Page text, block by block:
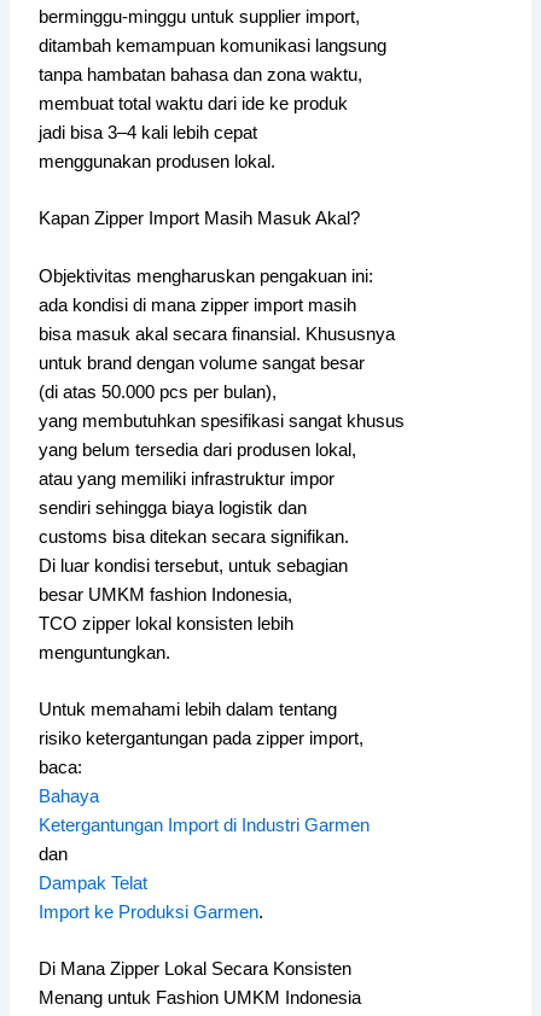
berminggu-minggu untuk supplier import,
ditambah kemampuan komunikasi langsung
tanpa hambatan bahasa dan zona waktu,
membuat total waktu dari ide ke produk
jadi bisa 3–4 kali lebih cepat
menggunakan produsen lokal.
Kapan Zipper Import Masih Masuk Akal?
Objektivitas mengharuskan pengakuan ini:
ada kondisi di mana zipper import masih
bisa masuk akal secara finansial. Khususnya
untuk brand dengan volume sangat besar
(di atas 50.000 pcs per bulan),
yang membutuhkan spesifikasi sangat khusus
yang belum tersedia dari produsen lokal,
atau yang memiliki infrastruktur impor
sendiri sehingga biaya logistik dan
customs bisa ditekan secara signifikan.
Di luar kondisi tersebut, untuk sebagian
besar UMKM fashion Indonesia,
TCO zipper lokal konsisten lebih
menguntungkan.
Untuk memahami lebih dalam tentang
risiko ketergantungan pada zipper import,
baca:
Bahaya
Ketergantungan Import di Industri Garmen
dan
Dampak Telat
Import ke Produksi Garmen.
Di Mana Zipper Lokal Secara Konsisten
Menang untuk Fashion UMKM Indonesia